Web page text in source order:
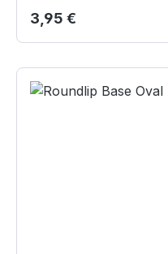
verschluckbare
gesundheitsschädlich
Maske tragen und
Resinrückstände auf
können
Regulärer Preis:
3,95 €